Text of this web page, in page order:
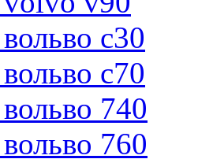
c30
c70
740
760